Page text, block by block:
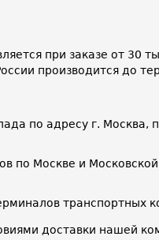
при заказе от 30
производится до
по адресу г. Москва,
по Москве и
транспортных
доставки нашей